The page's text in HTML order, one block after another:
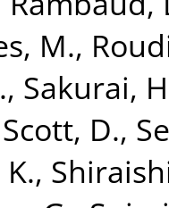
M.,
, Sakurai,
Scott, D.,
,